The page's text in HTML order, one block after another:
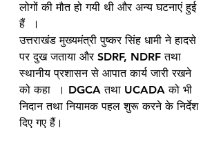
लोगों की मौत हो गयी थी और अन्य घटनाएं हुई
हैं  ।
उत्तराखंड मुख्यमंत्री पुष्कर सिंह धामी ने हादसे
पर दुख जताया और SDRF, NDRF तथा
स्थानीय प्रशासन से आपात कार्य जारी रखने
को कहा  । DGCA तथा UCADA को भी
निदान तथा नियामक पहल शुरू करने के निर्देश
दिए गए हैं।